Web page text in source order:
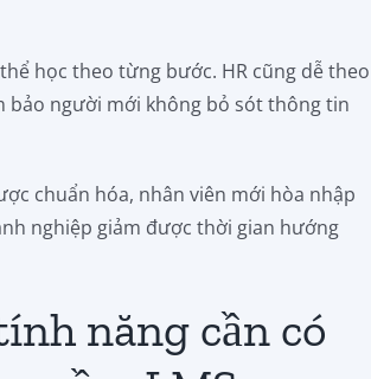
học theo từng bước. HR cũng dễ theo
bảo người mới không bỏ sót thông tin
chuẩn hóa, nhân viên mới hòa nhập
nghiệp giảm được thời gian hướng
năng cần có